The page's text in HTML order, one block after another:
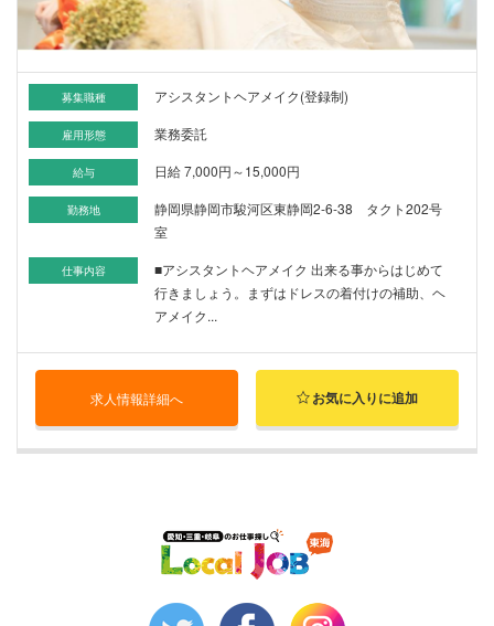
募集職種 アシスタントヘアメイク(登録制)
雇用形態 業務委託
給与 日給 7,000円～15,000円
勤務地
静岡県静岡市駿河区東静岡2-6-38 タクト202号
室
仕事内容
■アシスタントヘアメイク 出来る事からはじめて
行きましょう。まずはドレスの着付けの補助、ヘ
アメイク...
求人情報詳細へ お気に入りに追加